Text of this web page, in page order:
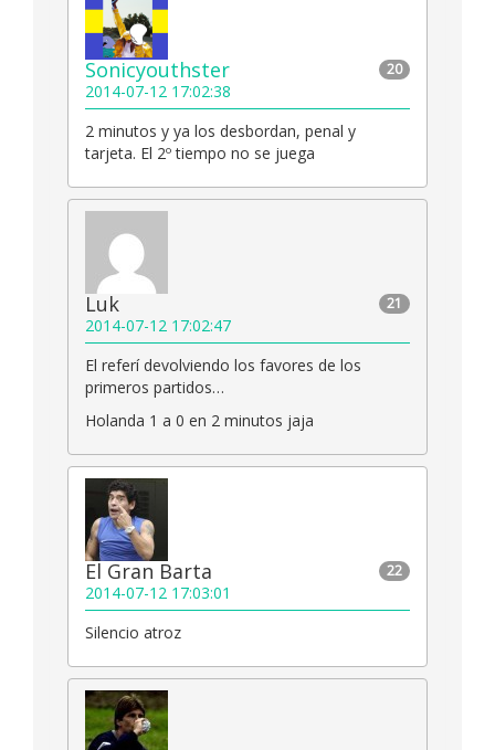
20
Sonicyouthster
2014-07-12 17:02:38
2 minutos y ya los desbordan, penal y
tarjeta. El 2º tiempo no se juega
21
Luk
2014-07-12 17:02:47
El referí devolviendo los favores de los
primeros partidos…
Holanda 1 a 0 en 2 minutos jaja
22
El Gran Barta
2014-07-12 17:03:01
Silencio atroz